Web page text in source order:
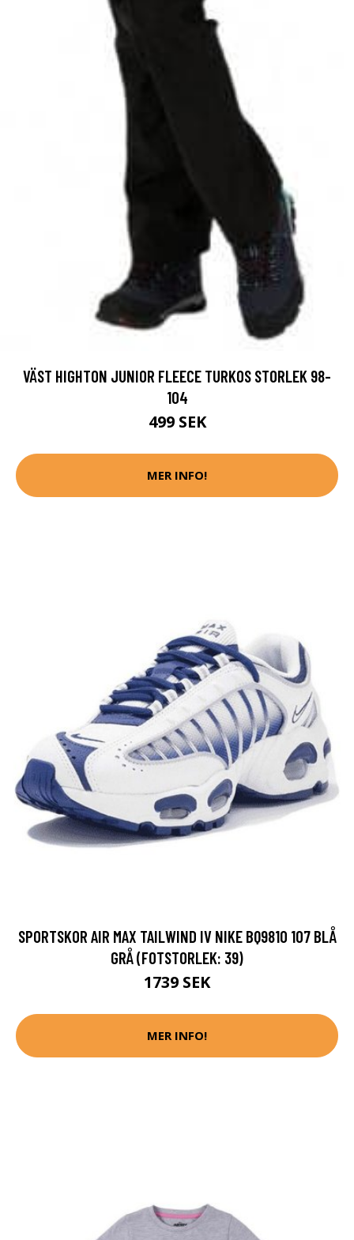
VÄST HIGHTON JUNIOR FLEECE TURKOS STORLEK 98-
104
499 SEK
MER INFO!
SPORTSKOR AIR MAX TAILWIND IV NIKE BQ9810 107 BLÅ
GRÅ (FOTSTORLEK: 39)
1739 SEK
MER INFO!